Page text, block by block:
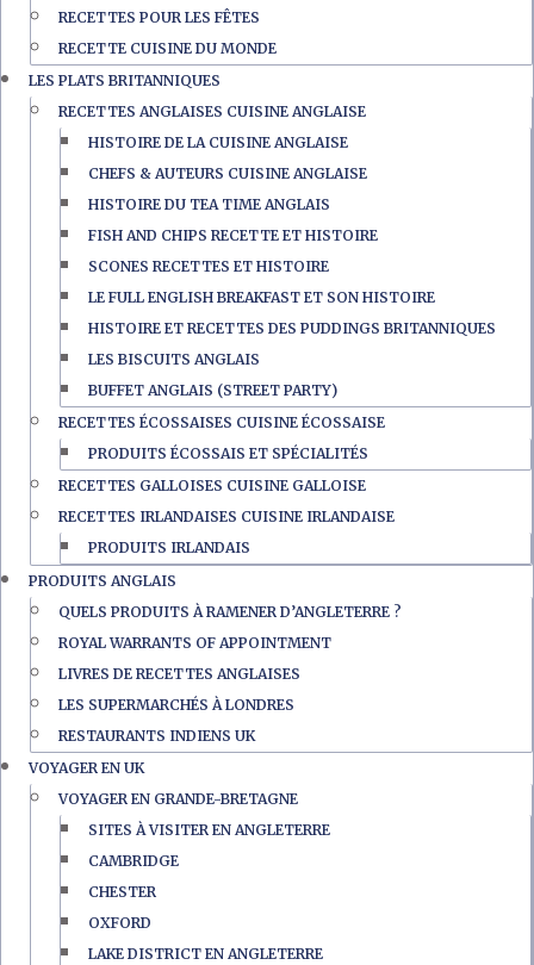
RECETTES POUR LES FÊTES
RECETTE CUISINE DU MONDE
LES PLATS BRITANNIQUES
RECETTES ANGLAISES CUISINE ANGLAISE
HISTOIRE DE LA CUISINE ANGLAISE
CHEFS & AUTEURS CUISINE ANGLAISE
HISTOIRE DU TEA TIME ANGLAIS
FISH AND CHIPS RECETTE ET HISTOIRE
SCONES RECETTES ET HISTOIRE
LE FULL ENGLISH BREAKFAST ET SON HISTOIRE
HISTOIRE ET RECETTES DES PUDDINGS BRITANNIQUES
LES BISCUITS ANGLAIS
BUFFET ANGLAIS (STREET PARTY)
RECETTES ÉCOSSAISES CUISINE ÉCOSSAISE
PRODUITS ÉCOSSAIS ET SPÉCIALITÉS
RECETTES GALLOISES CUISINE GALLOISE
RECETTES IRLANDAISES CUISINE IRLANDAISE
PRODUITS IRLANDAIS
PRODUITS ANGLAIS
QUELS PRODUITS À RAMENER D’ANGLETERRE ?
ROYAL WARRANTS OF APPOINTMENT
LIVRES DE RECETTES ANGLAISES
LES SUPERMARCHÉS À LONDRES
RESTAURANTS INDIENS UK
VOYAGER EN UK
VOYAGER EN GRANDE-BRETAGNE
SITES À VISITER EN ANGLETERRE
CAMBRIDGE
CHESTER
OXFORD
LAKE DISTRICT EN ANGLETERRE